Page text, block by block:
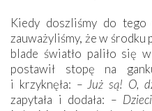
Kiedy doszliśmy do
zauważyliśmy, że w środku
blade światło paliło się
postawił stopę na
i krzyknęła: – Już są! O,
zapytała i dodała: –